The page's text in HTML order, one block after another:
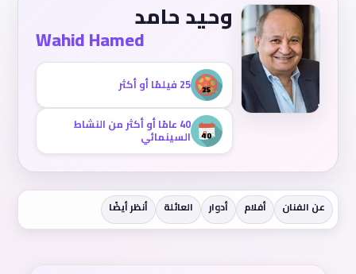
وحيد حامد
Wahid Hamed
25 فيلمًا أو أكثر
40 عامًا أو أكثر من النشاط
السينمائي
عن الفنان أفلام أدوار العائلة أنظر أيضًا